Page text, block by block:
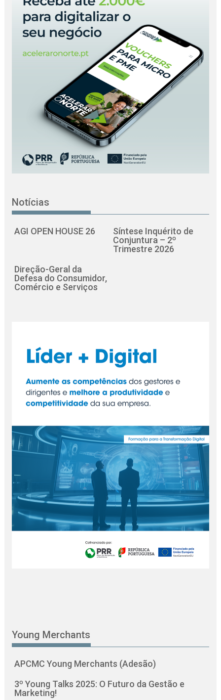
Notícias
AGI OPEN HOUSE 26
Síntese Inquérito de
Conjuntura – 2º
Trimestre 2026
Direção-Geral da
Defesa do Consumidor,
Comércio e Serviços
Young Merchants
APCMC Young Merchants (Adesão)
3º Young Talks 2025: O Futuro da Gestão e
Marketing!